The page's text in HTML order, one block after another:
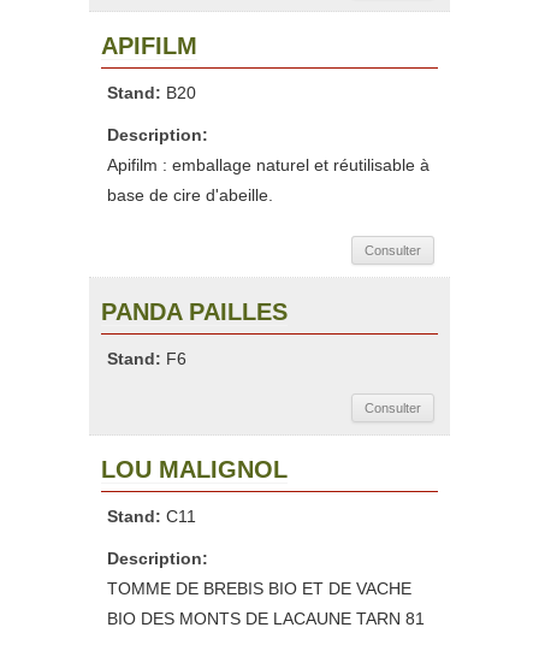
APIFILM
Stand: B20
Description:
Apifilm : emballage naturel et réutilisable à
base de cire d'abeille.
Consulter
PANDA PAILLES
Stand: F6
Consulter
LOU MALIGNOL
Stand: C11
Description:
TOMME DE BREBIS BIO ET DE VACHE
BIO DES MONTS DE LACAUNE TARN 81